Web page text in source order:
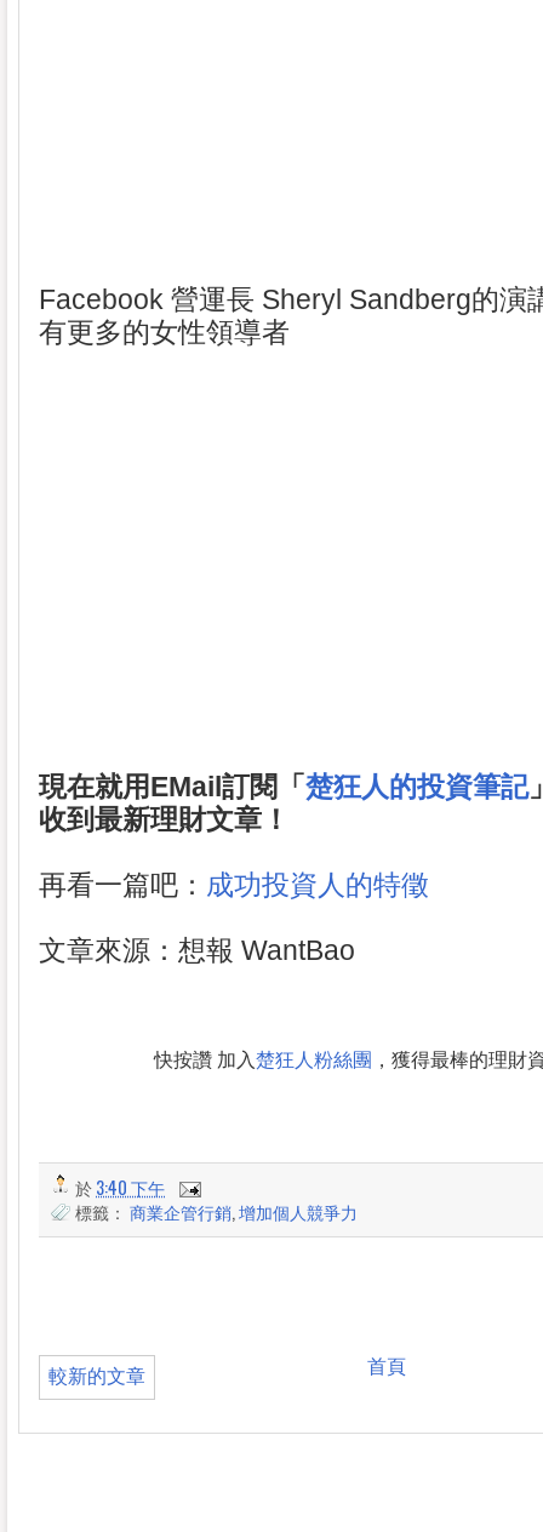
Facebook 營運長 Sheryl Sandberg的演
有更多的女性領導者
現在就用EMail訂閱「楚狂人的投資筆記
收到最新理財文章！
再看一篇吧： 成功投資人的特徵
文章來源：想報 WantBao
快按讚 加入楚狂人粉絲團 ，獲得最棒的理財
於3:40 下午
標籤： 商業企管行銷,增加個人競爭力
較新的文章 首頁